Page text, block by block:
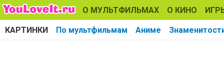
О МУЛЬТФИЛЬМАХ О КИНО
КАРТИНКИ По мультфильмам Аниме